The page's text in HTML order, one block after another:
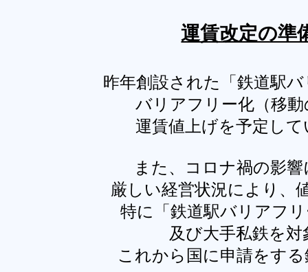
運賃改定の準
昨年創設された「鉄道駅
バリアフリー化（移
運賃値上げを予定し
また、コロナ禍の影
厳しい経営状況により、
特に「鉄道駅バリアフ
及び大手私鉄を
これから国に申請をす